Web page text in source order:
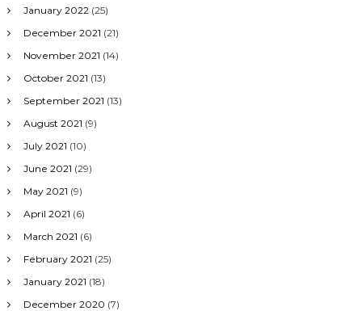
January 2022 (25)
December 2021 (21)
November 2021 (14)
October 2021 (13)
September 2021 (13)
August 2021 (9)
July 2021 (10)
June 2021 (29)
May 2021 (9)
April 2021 (6)
March 2021 (6)
February 2021 (25)
January 2021 (18)
December 2020 (7)